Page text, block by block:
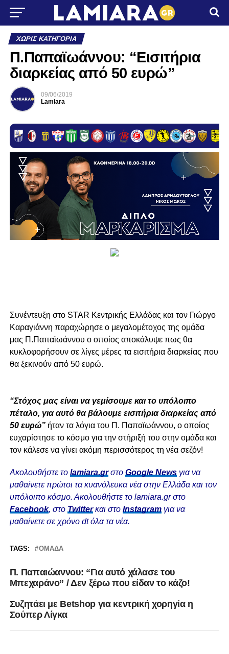
ΧΩΡΊΣ ΚΑΤΗΓΟΡΊΑ
Π.Παπαϊωάννου: “Eισιτήρια
διαρκείας από 50 ευρώ”
09/06/2019
Lamiara
Συνέντευξη στο STAR Kεντρικής Ελλάδας και τον Γιώργο
Καραγιάννη παραχώρησε ο μεγαλομέτοχος της ομάδα
μας Π.Παπαϊωάννου ο οποίος αποκάλυψε πως θα
κυκλοφορήσουν σε λίγες μέρες τα εισιτήρια διαρκείας που
θα ξεκινούν από 50 ευρώ.
“Στόχος μας είναι να γεμίσουμε και το υπόλοιπο
πέταλο, για αυτό θα βάλουμε εισιτήρια διαρκείας από
50 ευρώ”ήταν τα λόγια του Π. Παπαϊωάννου, ο οποίος
ευχαρίστησε το κόσμο για την στήριξή του στην ομάδα και
τον κάλεσε να γίνει ακόμη περισσότερος τη νέα σεζόν!
Ακολουθήστε το lamiara.grστο Google Newsγια να
μαθαίνετε πρώτοι τα κυανόλευκα νέα στην Ελλάδα και τον
υπόλοιπο κόσμο. Ακολουθήστε το lamiara.gr στο
Facebook, στο Twitterκαι στο Instagram για να
μαθαίνετε σε χρόνο dt όλα τα νέα.
TAGS: ΟΜΆΔΑ
Π. Παπαιώαννου: “Για αυτό χάλασε του
Μπεχαράνο” / Δεν ξέρω που είδαν το κάζο!
Συζητάει με Betshop για κεντρική χορηγία η
Σούπερ Λίγκα